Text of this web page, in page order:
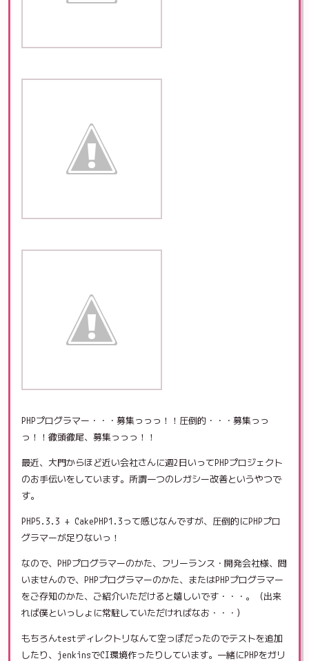
PHPプログラマー・・・募集っっっ！！圧倒的・・・募集っっ
っ！！徹頭徹尾、募集っっっ！！
最近、大門からほど近い会社さんに週2日いってPHPプロジェクト
のお手伝いをしています。所謂一つのレガシー改善というやつで
す。
PHP5.3.3 + CakePHP1.3って感じなんですが、圧倒的にPHPプロ
グラマーが足りないっ！
なので、PHPプログラマーのかた、フリーランス・開発会社様、問
いませんので、PHPプログラマーのかた、またはPHPプログラマー
をご存知のかた、ご紹介いただけると嬉しいです・・・。（出来
れば僕といっしょに常駐していただければなお・・・）
もちろんtestディレクトリなんて空っぽだったのでテストを追加
したり、jenkinsでCI環境作ったりしています。一緒にPHPをガリ